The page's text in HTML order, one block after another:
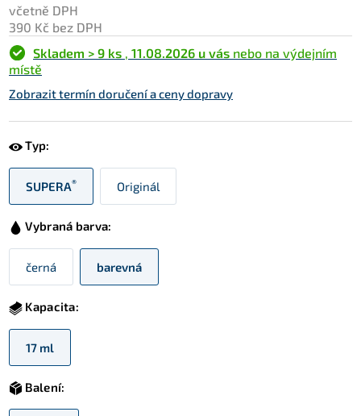
včetně DPH
390 Kč bez DPH
Skladem > 9 ks , 11.08.2026 u vás nebo na výdejním
místě
Zobrazit termín doručení a ceny dopravy
Typ:
SUPERA® Originál
Vybraná barva:
černá barevná
Kapacita:
17 ml
Balení: